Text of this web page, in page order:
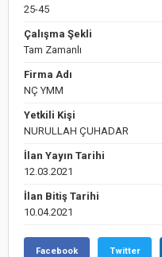
25-45
Çalışma Şekli
Tam Zamanlı
Firma Adı
NÇ YMM
Yetkili Kişi
NURULLAH ÇUHADAR
İlan Yayın Tarihi
12.03.2021
İlan Bitiş Tarihi
10.04.2021
Facebook Twitter